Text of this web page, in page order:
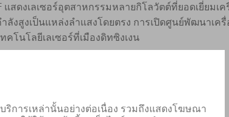
แสดงเลเซอร์อุตสาหกรรมหลายกิโลวัตต์ที่ยอดเยี่ยมเ
ลังสูงเป็นแหล่งลำแสงโดยตรง การเปิดศูนย์พัฒนาเค
คโนโลยีเลเซอร์ที่เมืองดิทซิงเงน